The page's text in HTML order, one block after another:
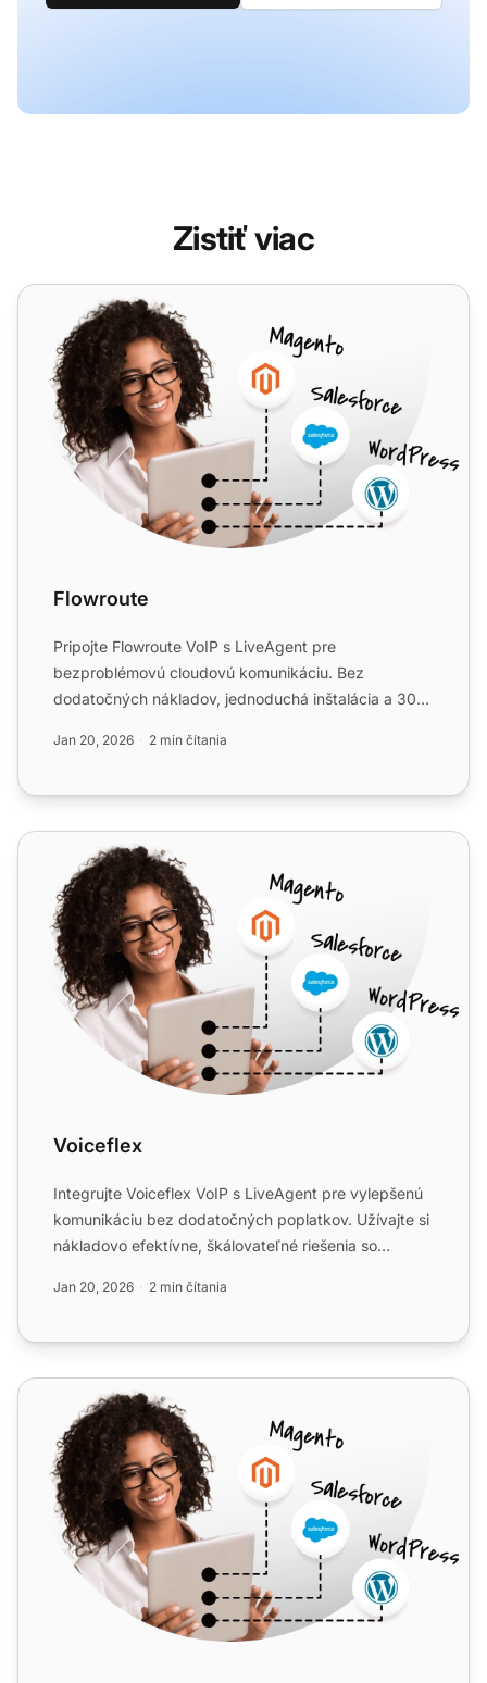
Zistiť viac
Flowroute
Flowroute
Pripojte Flowroute VoIP s LiveAgent pre
bezproblémovú cloudovú komunikáciu. Bez
dodatočných nákladov, jednoduchá inštalácia a 30-
Jan 20, 2026 2 min čítania
Voiceflex
Voiceflex
Integrujte Voiceflex VoIP s LiveAgent pre vylepšenú
komunikáciu bez dodatočných poplatkov. Užívajte si
nákladovo efektívne, škálovateľné riešenia so
Jan 20, 2026 2 min čítania
Placetel